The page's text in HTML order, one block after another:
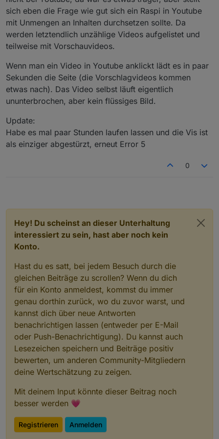
weiß. Von deinem anderen Rechner scheint es ja gut
zu laufen.
Dann kannst du auf deinen raspi mal top laufen lassen
um die Auslastung und speicherverbrauch mal zu
überwachen. Wer weiß was da sonst noch drauf läuft.
sich eben die Frage wie gut sich ein Raspi in Youtube
mit Unmengen an Inhalten durchsetzen sollte. Da
werden letztendlich unzählige Videos aufgelistet und
teilweise mit Vorschauvideos.
Wenn man ein Video in Youtube anklickt lädt es in paar
Sekunden die Seite (die Vorschlagvideos kommen
etwas nach). Das Video selbst läuft eigentlich
ununterbrochen, aber kein flüssiges Bild.
Update:
Habe es mal paar Stunden laufen lassen und die Vis ist
als einziger abgestürzt, erneut Error 5
0
Hey! Du scheinst an dieser Unterhaltung
interessiert zu sein, hast aber noch kein
Konto.
Hast du es satt, bei jedem Besuch durch die
gleichen Beiträge zu scrollen? Wenn du dich
für ein Konto anmeldest, kommst du immer
genau dorthin zurück, wo du zuvor warst, und
kannst dich über neue Antworten
benachrichtigen lassen (entweder per E-Mail
oder Push-Benachrichtigung). Du kannst auch
Lesezeichen speichern und Beiträge positiv
bewerten, um anderen Community-Mitgliedern
deine Wertschätzung zu zeigen.
Mit deinem Input könnte dieser Beitrag noch
besser werden 💗
Registrieren Anmelden